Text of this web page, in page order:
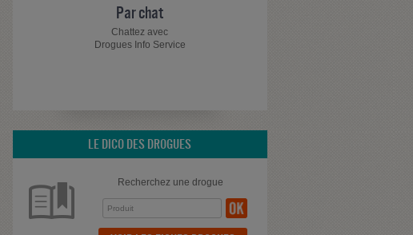
Par chat
Chattez avec
Drogues Info Service
LE DICO DES DROGUES
Recherchez une drogue